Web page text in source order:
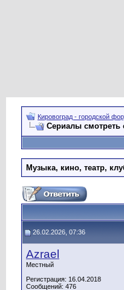
Кировоград - городской
Сериалы смотреть
Музыка, кино, театр,
26.02.2026, 07:36
Azrael
Местный
Регистрация: 16.04.2018
Сообщений: 476